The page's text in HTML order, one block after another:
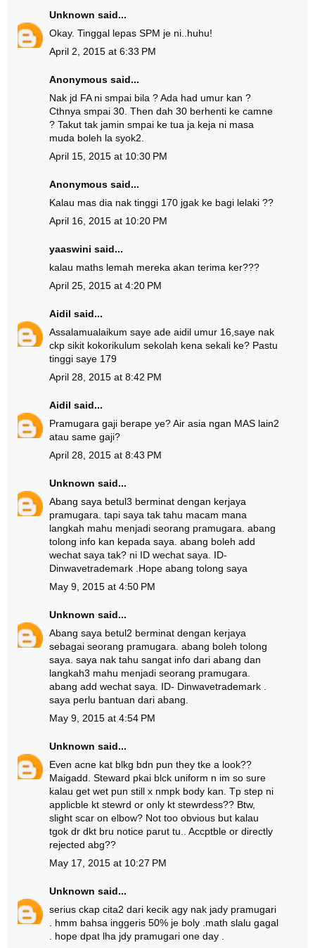
Unknown said...
Okay. Tinggal lepas SPM je ni..huhu!
April 2, 2015 at 6:33 PM
Anonymous said...
Nak jd FA ni smpai bila ? Ada had umur kan ?
Cthnya smpai 30. Then dah 30 berhenti ke camne
? Takut tak jamin smpai ke tua ja keja ni masa
muda boleh la syok2.
April 15, 2015 at 10:30 PM
Anonymous said...
Kalau mas dia nak tinggi 170 jgak ke bagi lelaki ??
April 16, 2015 at 10:20 PM
yaaswini said...
kalau maths lemah mereka akan terima ker???
April 25, 2015 at 4:20 PM
Aidil said...
Assalamualaikum saye ade aidil umur 16,saye nak
ckp sikit kokorikulum sekolah kena sekali ke? Pastu
tinggi saye 179
April 28, 2015 at 8:42 PM
Aidil said...
Pramugara gaji berape ye? Air asia ngan MAS lain2
atau same gaji?
April 28, 2015 at 8:43 PM
Unknown said...
Abang saya betul3 berminat dengan kerjaya
pramugara. tapi saya tak tahu macam mana
langkah mahu menjadi seorang pramugara. abang
tolong info kan kepada saya. abang boleh add
wechat saya tak? ni ID wechat saya. ID-
Dinwavetrademark .Hope abang tolong saya
May 9, 2015 at 4:50 PM
Unknown said...
Abang saya betul2 berminat dengan kerjaya
sebagai seorang pramugara. abang boleh tolong
saya. saya nak tahu sangat info dari abang dan
langkah3 mahu menjadi seorang pramugara.
abang add wechat saya. ID- Dinwavetrademark .
saya perlu bantuan dari abang.
May 9, 2015 at 4:54 PM
Unknown said...
Even acne kat blkg bdn pun they tke a look??
Maigadd. Steward pkai blck uniform n im so sure
kalau get wet pun still x nmpk body kan. Tp step ni
applicble kt stewrd or only kt stewrdess?? Btw,
slight scar on elbow? Not too obvious but kalau
tgok dr dkt bru notice parut tu.. Accptble or directly
rejected abg??
May 17, 2015 at 10:27 PM
Unknown said...
serius ckap cita2 dari kecik agy nak jady pramugari
. hmm bahsa inggeris 50% je boly .math slalu gagal
. hope dpat lha jdy pramugari one day .